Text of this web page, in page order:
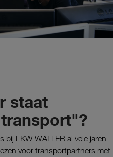
staat
bij LKW WALTER al vele jaren
voor transportpartners met